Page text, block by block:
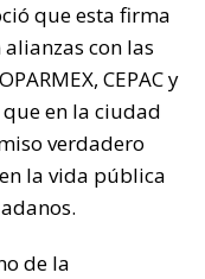
que esta firma
con las
CEPAC y
que en la ciudad
verdadero
la vida pública
de la